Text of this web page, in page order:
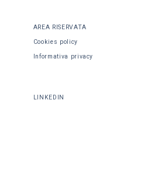
AREA RISERVATA
Cookies policy
Informativa privacy
LINKEDIN